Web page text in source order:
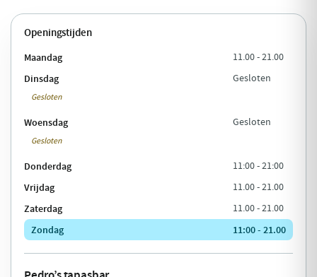
Openingstijden
Maandag 11.00 - 21.00
Dinsdag Gesloten
Gesloten
Woensdag Gesloten
Gesloten
Donderdag 11:00 - 21:00
Vrijdag 11.00 - 21.00
Zaterdag 11.00 - 21.00
Zondag 11:00 - 21.00